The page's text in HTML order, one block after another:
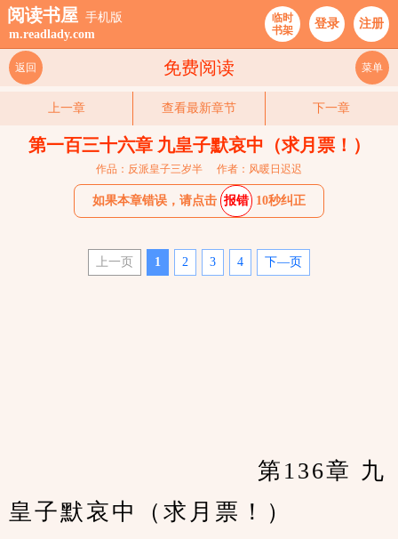
阅读书屋 手机版
m.readlady.com
临时
书架
登录 注册
免费阅读
返回 菜单
上一章 查看最新章节 下一章
第一百三十六章 九皇子默哀中（求月票！）
作品：反派皇子三岁半 作者：风暖日迟迟
如果本章错误，请点击 报错 10秒纠正
上一页 1 2 3 4 下—页
皇子默哀中（求月票！）